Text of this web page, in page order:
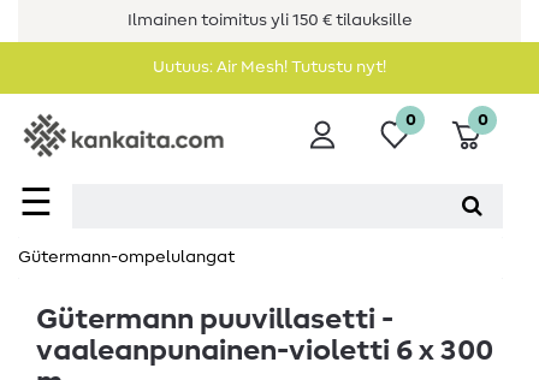
Ilmainen toimitus yli 150 € tilauksille
Uutuus: Air Mesh! Tutustu nyt!
☰
0 0
Gütermann-ompelulangat
Gütermann puuvillasetti -
vaaleanpunainen-violetti 6 x 300